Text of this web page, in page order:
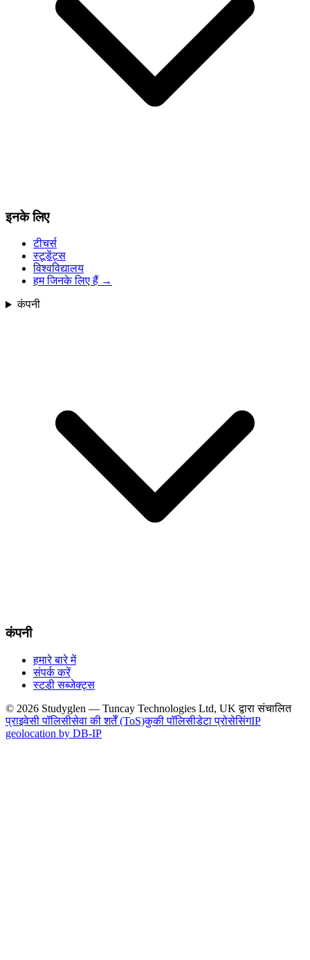
इनके लिए
टीचर्स
स्टूडेंट्स
विश्वविद्यालय
हम जिनके लिए हैं →
कंपनी
कंपनी
हमारे बारे में
संपर्क करें
स्टडी सब्जेक्ट्स
© 2026 Studyglen — Tuncay Technologies Ltd, UK द्वारा संचालित
प्राइवेसी पॉलिसीसेवा की शर्तें (ToS)कुकी पॉलिसीडेटा प्रोसेसिंगIP
geolocation by DB-IP